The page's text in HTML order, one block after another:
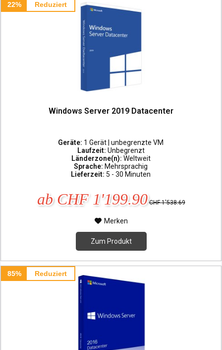
22% Reduziert
Windows Server 2019 Datacenter
Geräte: 1 Gerät | unbegrenzte VM
Laufzeit: Unbegrenzt
Länderzone(n): Weltweit
Sprache: Mehrsprachig
Lieferzeit: 5 - 30 Minuten
ab CHF 1'199.90 CHF 1'538.69
Merken
Zum Produkt
85% Reduziert